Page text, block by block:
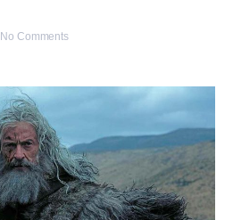
No Comments